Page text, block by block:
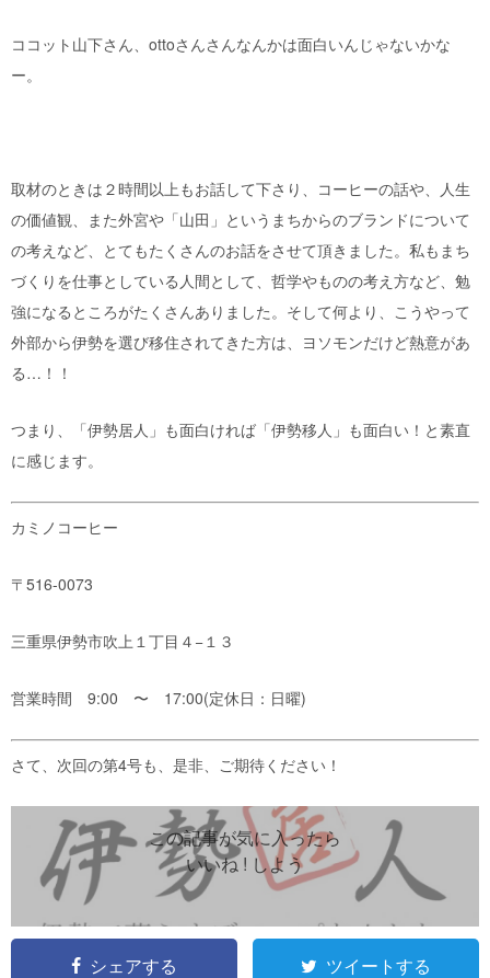
ココット山下さん、ottoさんさんなんかは面白いんじゃないかな
ー。
取材のときは２時間以上もお話して下さり、コーヒーの話や、人生
の価値観、また外宮や「山田」というまちからのブランドについて
の考えなど、とてもたくさんのお話をさせて頂きました。私もまち
づくりを仕事としている人間として、哲学やものの考え方など、勉
強になるところがたくさんありました。そして何より、こうやって
外部から伊勢を選び移住されてきた方は、ヨソモンだけど熱意があ
る…！！
つまり、「伊勢居人」も面白ければ「伊勢移人」も面白い！と素直
に感じます。
カミノコーヒー
〒516-0073
三重県伊勢市吹上１丁目４−１３
営業時間 9:00 〜 17:00(定休日：日曜)
さて、次回の第4号も、是非、ご期待ください！
この記事が気に入ったら
いいね ! しよう
シェアする ツイートする